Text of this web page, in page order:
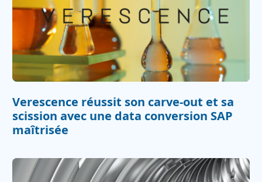
Verescence réussit son carve‍-‍out et sa
scission avec une data conversion SAP
maîtrisée